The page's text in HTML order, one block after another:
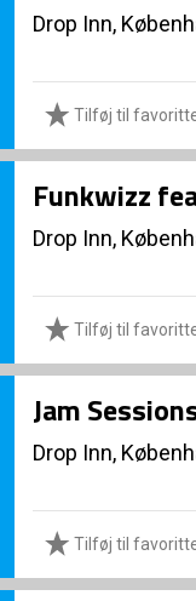
Drop Inn,
Tilføj til
Funkwizz
Drop Inn,
Tilføj til
Jam
Drop Inn,
Tilføj til